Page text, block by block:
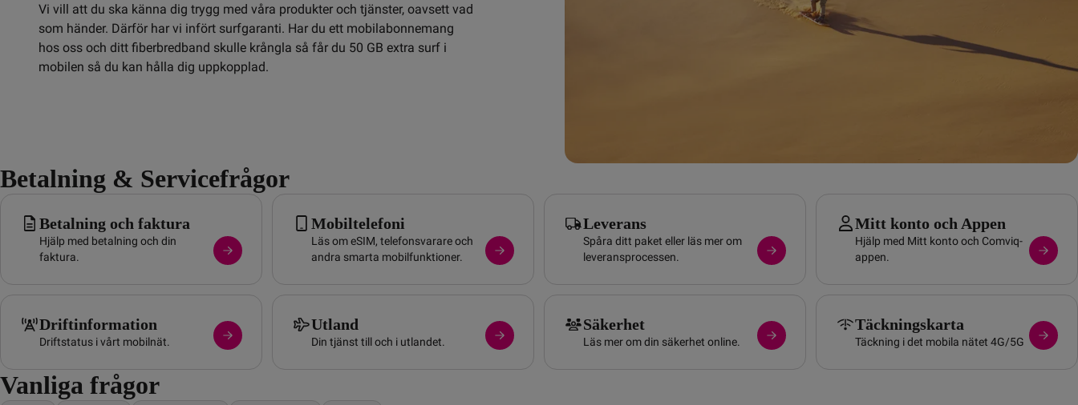
Vi vill att du ska känna dig trygg med våra produkter och tjänster, oavsett vad
som händer. Därför har vi infört surfgaranti. Har du ett mobilabonnemang
hos oss och ditt fiberbredband skulle krångla så får du 50 GB extra surf i
mobilen så du kan hålla dig uppkopplad.
Betalning & Servicefrågor
Betalning och faktura
Hjälp med betalning och din
faktura.
Mobiltelefoni
Läs om eSIM, telefonsvarare och
andra smarta mobilfunktioner.
Leverans
Spåra ditt paket eller läs mer om
leveransprocessen.
Mitt konto och Appen
Hjälp med Mitt konto och Comviq-
appen.
Driftinformation
Driftstatus i vårt mobilnät.
Utland
Din tjänst till och i utlandet.
Säkerhet
Läs mer om din säkerhet online.
Täckningskarta
Täckning i det mobila nätet 4G/5G
Vanliga frågor